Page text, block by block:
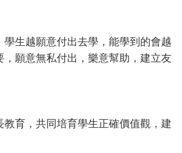
生越願意付出去學，能學到的會越
願意無私付出，樂意幫助，建立友
育，共同培育學生正確價值觀，建